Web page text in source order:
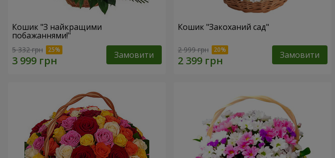
Кошик "З найкращими
побажаннями!"
5 332 грн Замовити
Кошик "Закоханий сад"
2 999 грн Замовити